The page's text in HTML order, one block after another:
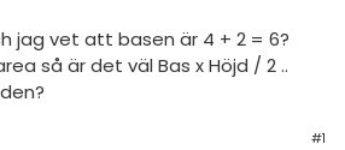
jag vet att basen är 4 + 2 = 6?
så är det väl Bas x Höjd / 2 ..
#1
Regler